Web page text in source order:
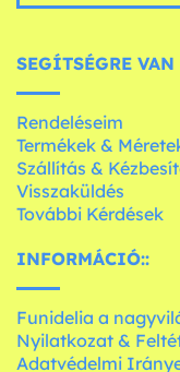
SEGÍTSÉGRE
Rendeléseim
Termékek &
Szállítás &
Visszaküldés
További Kérdések
INFORMÁCIÓ::
Funidelia a
Nyilatkozat &
Adatvédelmi